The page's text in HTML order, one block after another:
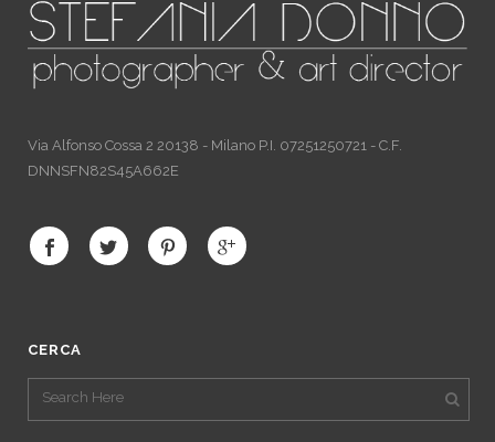
Via Alfonso Cossa 2 20138 - Milano P.I. 07251250721 - C.F.
DNNSFN82S45A662E
CERCA